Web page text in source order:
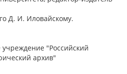
Д. И. Иловайскому.
"Российский
архив"